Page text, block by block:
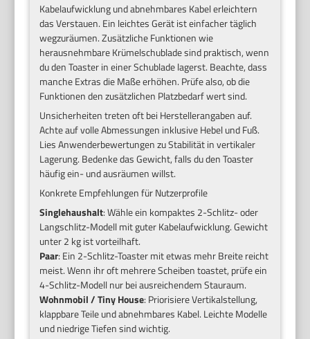
Kabelaufwicklung und abnehmbares Kabel erleichtern
das Verstauen. Ein leichtes Gerät ist einfacher täglich
wegzuräumen. Zusätzliche Funktionen wie
herausnehmbare Krümelschublade sind praktisch, wenn
du den Toaster in einer Schublade lagerst. Beachte, dass
manche Extras die Maße erhöhen. Prüfe also, ob die
Funktionen den zusätzlichen Platzbedarf wert sind.
Unsicherheiten treten oft bei Herstellerangaben auf.
Achte auf volle Abmessungen inklusive Hebel und Fuß.
Lies Anwenderbewertungen zu Stabilität in vertikaler
Lagerung. Bedenke das Gewicht, falls du den Toaster
häufig ein- und ausräumen willst.
Konkrete Empfehlungen für Nutzerprofile
Singlehaushalt: Wähle ein kompaktes 2-Schlitz- oder
Langschlitz-Modell mit guter Kabelaufwicklung. Gewicht
unter 2 kg ist vorteilhaft.
Paar: Ein 2-Schlitz-Toaster mit etwas mehr Breite reicht
meist. Wenn ihr oft mehrere Scheiben toastet, prüfe ein
4-Schlitz-Modell nur bei ausreichendem Stauraum.
Wohnmobil / Tiny House: Priorisiere Vertikalstellung,
klappbare Teile und abnehmbares Kabel. Leichte Modelle
und niedrige Tiefen sind wichtig.